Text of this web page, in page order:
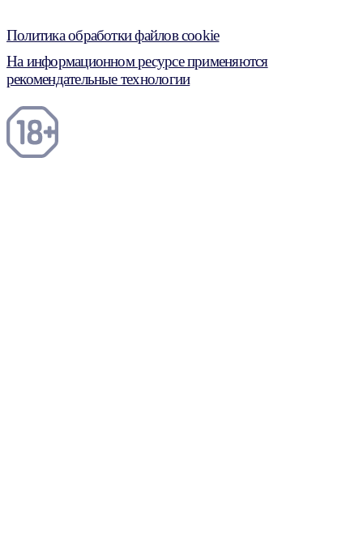
Политика обработки файлов cookie
На информационном ресурсе применяются
рекомендательные технологии